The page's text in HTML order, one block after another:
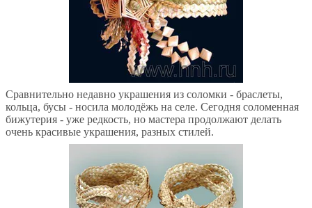
Сравнительно недавно украшения из соломки - браслеты,
кольца, бусы - носила молодёжь на селе. Сегодня соломенная
бижутерия - уже редкость, но мастера продолжают делать
очень красивые украшения, разных стилей.